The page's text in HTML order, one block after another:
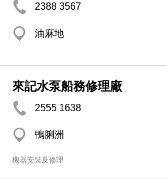
2388 3567
油麻地
來記水泵船務修理廠
2555 1638
鴨脷洲
機器安裝及修理